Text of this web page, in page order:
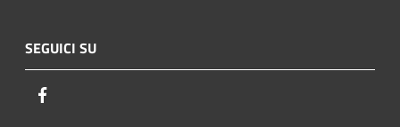
SEGUICI SU